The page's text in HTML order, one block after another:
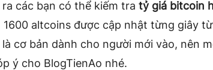
các bạn có thể kiếm tra tỷ giá bitcoin
1600 altcoins được cập nhật từng giây
cơ bản dành cho người mới vào, nên
ý cho BlogTienAo nhé.